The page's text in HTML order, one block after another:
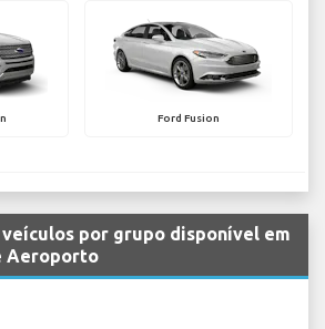
Ford Fusion
por grupo disponível em
Aeroporto